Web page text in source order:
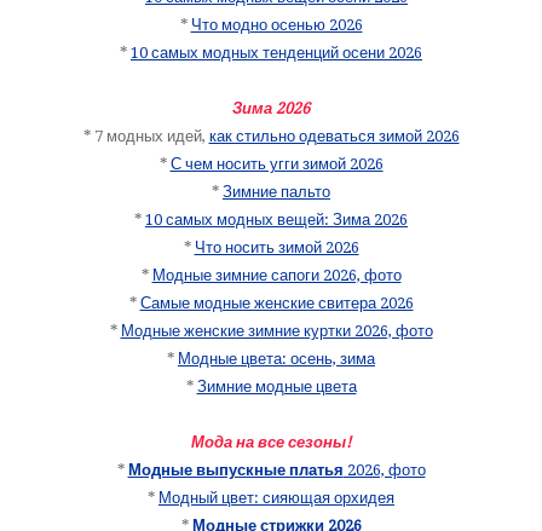
* Что модно осенью 2026
* 10 самых модных тенденций осени 2026
Зима 2026
* 7 модных идей, как стильно одеваться зимой 2026
* С чем носить угги зимой 2026
* Зимние пальто
* 10 самых модных вещей: Зима 2026
* Что носить зимой 2026
* Модные зимние сапоги 2026, фото
* Самые модные женские свитера 2026
* Модные женские зимние куртки 2026, фото
* Модные цвета: осень, зима
* Зимние модные цвета
Мода на все сезоны!
* Модные выпускные платья 2026, фото
* Модный цвет: сияющая орхидея
* Модные стрижки 2026